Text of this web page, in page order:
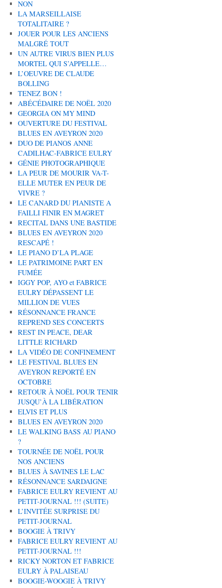
NON
LA MARSEILLAISE
TOTALITAIRE ?
JOUER POUR LES ANCIENS
MALGRÉ TOUT
UN AUTRE VIRUS BIEN PLUS
MORTEL QUI S’APPELLE…
L’OEUVRE DE CLAUDE
BOLLING
TENEZ BON !
ABÉCÉDAIRE DE NOËL 2020
GEORGIA ON MY MIND
OUVERTURE DU FESTIVAL
BLUES EN AVEYRON 2020
DUO DE PIANOS ANNE
CADILHAC-FABRICE EULRY
GÉNIE PHOTOGRAPHIQUE
LA PEUR DE MOURIR VA-T-
ELLE MUTER EN PEUR DE
VIVRE ?
LE CANARD DU PIANISTE A
FAILLI FINIR EN MAGRET
RECITAL DANS UNE BASTIDE
BLUES EN AVEYRON 2020
RESCAPÉ !
LE PIANO D’LA PLAGE
LE PATRIMOINE PART EN
FUMÉE
IGGY POP, AYO et FABRICE
EULRY DÉPASSENT LE
MILLION DE VUES
RÉSONNANCE FRANCE
REPREND SES CONCERTS
REST IN PEACE, DEAR
LITTLE RICHARD
LA VIDÉO DE CONFINEMENT
LE FESTIVAL BLUES EN
AVEYRON REPORTÉ EN
OCTOBRE
RETOUR À NOËL POUR TENIR
JUSQU’À LA LIBÉRATION
ELVIS ET PLUS
BLUES EN AVEYRON 2020
LE WALKING BASS AU PIANO
?
TOURNÉE DE NOËL POUR
NOS ANCIENS
BLUES À SAVINES LE LAC
RÉSONNANCE SARDAIGNE
FABRICE EULRY REVIENT AU
PETIT-JOURNAL !!! (SUITE)
L’INVITÉE SURPRISE DU
PETIT-JOURNAL
BOOGIE À TRIVY
FABRICE EULRY REVIENT AU
PETIT-JOURNAL !!!
RICKY NORTON ET FABRICE
EULRY À PALAISEAU
BOOGIE-WOOGIE À TRIVY